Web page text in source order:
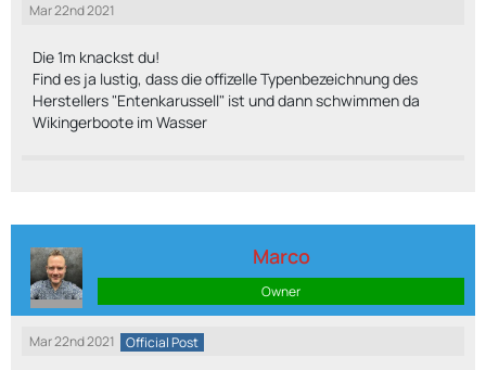
Mar 22nd 2021
Die 1m knackst du!
Find es ja lustig, dass die offizelle Typenbezeichnung des
Herstellers "Entenkarussell" ist und dann schwimmen da
Wikingerboote im Wasser
Marco
Owner
Mar 22nd 2021 Official Post